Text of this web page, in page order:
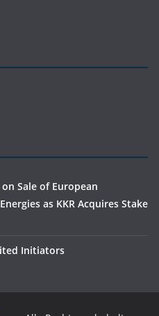
Sale of European
as KKR Acquires Stake
Initiators